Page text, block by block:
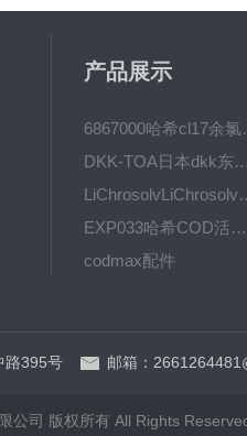
产品展示
6867000
DKK-TOA日本dkk东亚电
EXP033哈希COD活塞泵价格 EXP033
codmax配件
路395号 邮箱：
公司 版权所有 All Rights